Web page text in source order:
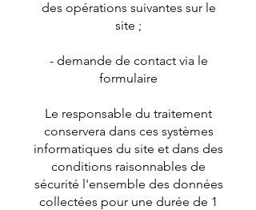
des opérations suivantes sur le
site ;
- demande de contact via le
formulaire
Le responsable du traitement
conservera dans ces systèmes
informatiques du site et dans des
conditions raisonnables de
sécurité l'ensemble des données
collectées pour une durée de 1